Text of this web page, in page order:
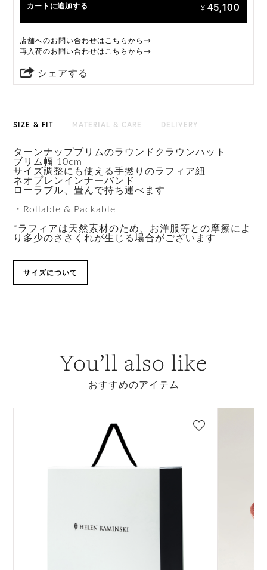
M, L 展開の商品:M 57.5cm, L 59.5cm
*天然素材を用いたハンドメイドのため、サイズ・色
には個体差がございます。
HAT BOX(有償 GIFT BOX）対象商品
カートに追加する ¥ 45,100
店舗へのお問い合わせはこちらから→
再入荷のお問い合わせはこちらから→
シェアする
SIZE & FIT MATERIAL & CARE DELIVERY
ターンナップブリムのラウンドクラウンハット
ブリム幅 10cm
サイズ調整にも使える手撚りのラフィア紐
ネオプレンインナーバンド
ローラブル、畳んで持ち運べます
・Rollable & Packable
*ラフィアは天然素材のため、お洋服等との摩擦によ
り多少のささくれが生じる場合がございます
サイズについて
You’ll also like
おすすめのアイテム